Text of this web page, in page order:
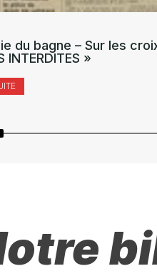
du bagne – Sur les
INTERDITES »